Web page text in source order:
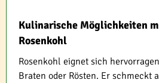
Kulinarische Möglichkeiten
Rosenkohl
Rosenkohl eignet sich
Braten oder Rösten. Er schmeckt